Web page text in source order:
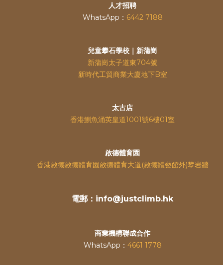
人才招聘
WhatsApp： 6442 7188
兒童攀石學校｜新蒲崗
新蒲崗太子道東704號
新時代工貿商業大廈地下B室
太古店
香港鰂魚涌英皇道1001號6樓01室
啟德體育園
香港啟德啟德體育園啟德體育大道(啟德體藝館外)攀岩牆
電郵：info@justclimb.hk
商業機構聯成合作
WhatsApp： 4661 1778